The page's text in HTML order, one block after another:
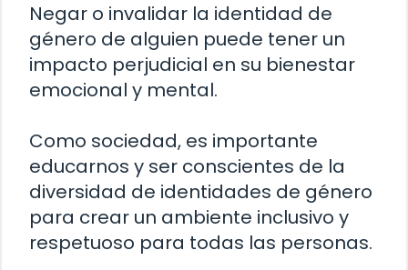
Negar o invalidar la identidad de
género de alguien puede tener un
impacto perjudicial en su bienestar
emocional y mental.
Como sociedad, es importante
educarnos y ser conscientes de la
diversidad de identidades de género
para crear un ambiente inclusivo y
respetuoso para todas las personas.